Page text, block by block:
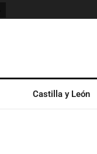
Castilla y León